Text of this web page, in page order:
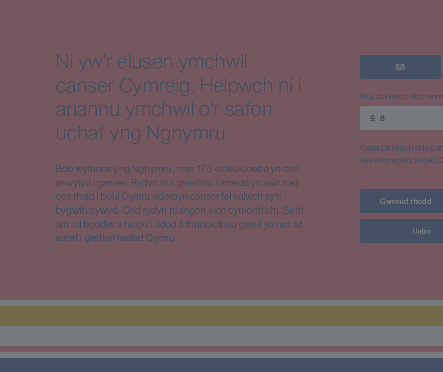
Ni yw’r elusen ymchwil
canser Cymreig. Helpwch ni i
ariannu ymchwil o'r safon
uchaf yng Nghymru.
Bob wythnos yng Nghymru, mae 175 o deuluoedd yn colli
anwylyd i ganser. Rydyn ni’n gweithio i wneud yn siŵr nad
oes rhaid i bobl Cymru dderbyn canser fel salwch sy’n
bygwth bywyd. Ond rydyn ni angen eich cymorth chi. Beth
am roi heddiw a helpu i ddod â thriniaethau gwell yn nes at
adref i gleifion ledled Cymru.
£8
Neu dewiswch eich
£
Gallai £8 helpu i
newid bywydau ledled
Gwneud rhodd
Untro